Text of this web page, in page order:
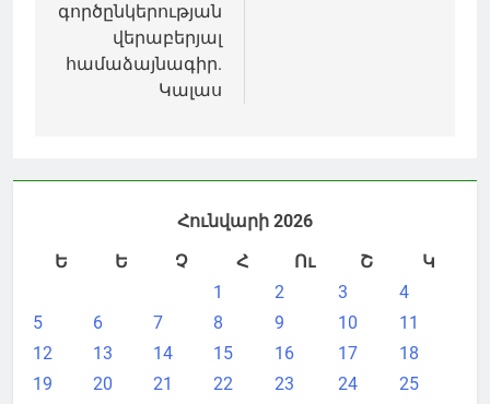
գործընկերության
վերաբերյալ
համաձայնագիր.
Կալաս
Հունվարի 2026
Ե
Ե Չ Հ Ու Շ
Կ
1
2 3
4
5
6 7 8 9 10
11
12
13 14 15 16 17
18
19
20 21 22 23 24 25